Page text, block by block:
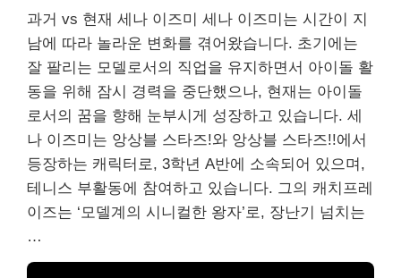
과거 vs 현재 세나 이즈미 세나 이즈미는 시간이 지
남에 따라 놀라운 변화를 겪어왔습니다. 초기에는
잘 팔리는 모델로서의 직업을 유지하면서 아이돌 활
동을 위해 잠시 경력을 중단했으나, 현재는 아이돌
로서의 꿈을 향해 눈부시게 성장하고 있습니다. 세
나 이즈미는 앙상블 스타즈!와 앙상블 스타즈!!에서
등장하는 캐릭터로, 3학년 A반에 소속되어 있으며,
테니스 부활동에 참여하고 있습니다. 그의 캐치프레
이즈는 ‘모델계의 시니컬한 왕자’로, 장난기 넘치는
…